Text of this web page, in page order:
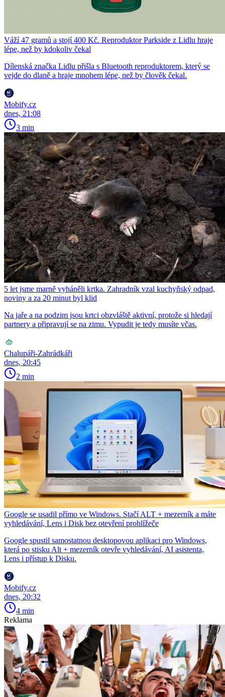
Váží 47 gramů a stojí 400 Kč. Reproduktor Parkside z Lidlu hraje
lépe, než by kdokoliv čekal
Dílenská značka Lidlu přišla s Bluetooth reproduktorem, který se
vejde do dlaně a hraje mnohem lépe, než by člověk čekal.
Mobify.cz
dnes, 21:08
3 min
5 let jsme marně vyháněli krtka. Zahradník vzal kuchyňský odpad,
noviny a za 20 minut byl klid
Na jaře a na podzim jsou krtci obzvláště aktivní, protože si hledají
partnery a připravují se na zimu. Vypudit je tedy musíte včas.
Chalupáři-Zahrádkáři
dnes, 20:45
2 min
Google se usadil přímo ve Windows. Stačí ALT + mezerník a máte
vyhledávání, Lens i Disk bez otevření prohlížeče
Google spustil samostatnou desktopovou aplikaci pro Windows,
která po stisku Alt + mezerník otevře vyhledávání, AI asistenta,
Lens i přístup k Disku.
Mobify.cz
dnes, 20:32
4 min
Reklama